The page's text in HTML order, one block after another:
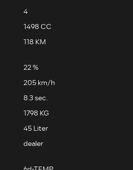
4
1498 CC
118 KM
22 %
205 km/h
8.3 sec.
1798 KG
45 Liter
dealer